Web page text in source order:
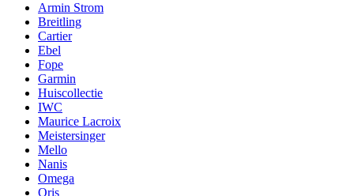
Armin Strom
Breitling
Cartier
Ebel
Fope
Garmin
Huiscollectie
IWC
Maurice Lacroix
Meistersinger
Mello
Nanis
Omega
Oris